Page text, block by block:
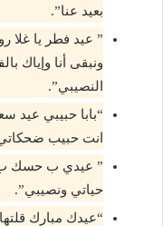
بعيد عنا”.
” عيد فطر يا غلا
ونبقى أنا وإياك
النصيبي”.
“بابا حبيبي عيد
انت حبيب
” عيدي ب حسك ب
حياتي ونصيبي”.
“عيدك مبارك